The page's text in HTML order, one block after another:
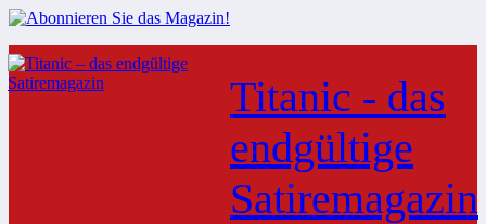
Zum
Inhalt
springen
Titanic - das
endgültige
Satiremagazin